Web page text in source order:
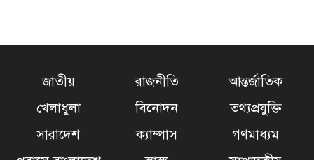
ডেট্রয়েটে বাণিজ্যিক সম্পত্তির দামে বড়
পতন
জাতীয় রাজনীতি
আন্তর্জাতিক
খেলাধুলা
বিনোদন
তথ্যপ্রযুক্তি
সারাদেশ
ক্যাম্পাস
গণমাধ্যম